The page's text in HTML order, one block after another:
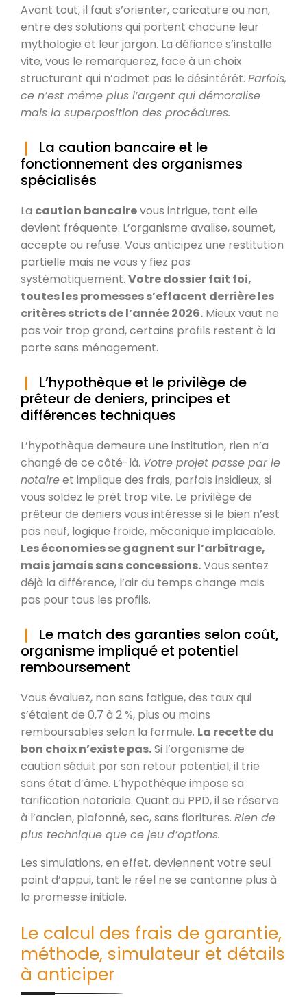
Avant tout, il faut s’orienter, caricature ou non,
entre des solutions qui portent chacune leur
mythologie et leur jargon. La défiance s’installe
vite, vous le remarquerez, face à un choix
structurant qui n’admet pas le désintérêt. Parfois,
ce n’est même plus l’argent qui démoralise
mais la superposition des procédures.
La caution bancaire et le
fonctionnement des organismes
spécialisés
La caution bancairevous intrigue, tant elle
devient fréquente. L’organisme avalise, soumet,
accepte ou refuse. Vous anticipez une restitution
partielle mais ne vous y fiez pas
systématiquement. Votre dossier fait foi,
toutes les promesses s’effacent derrière les
critères stricts de l’année 2026. Mieux vaut ne
pas voir trop grand, certains profils restent à la
porte sans ménagement.
L’hypothèque et le privilège de
prêteur de deniers, principes et
différences techniques
L’hypothèque demeure une institution, rien n’a
changé de ce côté-là. Votre projet passe par le
notaireet implique des frais, parfois insidieux, si
vous soldez le prêt trop vite. Le privilège de
prêteur de deniers vous intéresse si le bien n’est
pas neuf, logique froide, mécanique implacable.
Les économies se gagnent sur l’arbitrage,
mais jamais sans concessions.Vous sentez
déjà la différence, l’air du temps change mais
pas pour tous les profils.
Le match des garanties selon coût,
organisme impliqué et potentiel
remboursement
Vous évaluez, non sans fatigue, des taux qui
s’étalent de 0,7 à 2 %, plus ou moins
remboursables selon la formule. La recette du
bon choix n’existe pas.Si l’organisme de
caution séduit par son retour potentiel, il trie
sans état d’âme. L’hypothèque impose sa
tarification notariale. Quant au PPD, il se réserve
à l’ancien, plafonné, sec, sans fioritures. Rien de
plus technique que ce jeu d’options.
Les simulations, en effet, deviennent votre seul
point d’appui, tant le réel ne se cantonne plus à
la promesse initiale.
Le calcul des frais de garantie,
méthode, simulateur et détails
à anticiper